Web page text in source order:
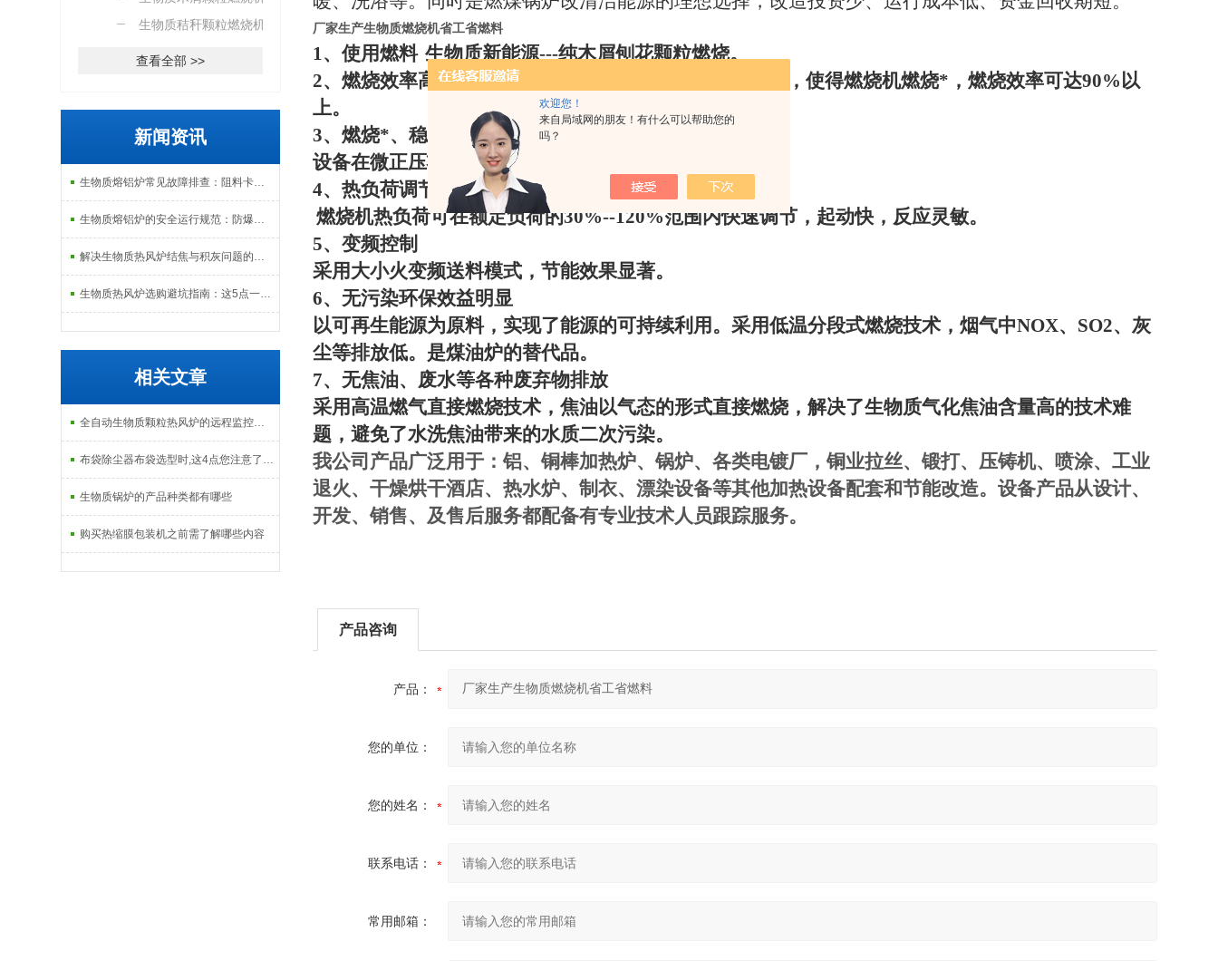
欢迎您！
来自局域网的朋友！有什么可以帮助您的
吗？
生物质秸秆颗粒燃烧机
查看全部 >>
新闻资讯
生物质熔铝炉常见故障排查：阻料卡料、火嘴结焦与烟气排放异常的处理
生物质熔铝炉的安全运行规范：防爆、防泄漏与应急处理机制
解决生物质热风炉结焦与积灰问题的关键技术路径探讨
生物质热风炉选购避坑指南：这5点一定要注意
相关文章
全自动生物质颗粒热风炉的远程监控与故障预警功能
布袋除尘器布袋选型时,这4点您注意了吗?
生物质锅炉的产品种类都有哪些
购买热缩膜包装机之前需了解哪些内容
厂家生产生物质燃烧机省工省燃料
1、使用燃料 生物质新能源---纯木屑刨花颗粒燃烧。
2、燃烧效率高 沸腾式半气化燃烧加切线旋流式配风设计，使得燃烧机燃烧*，燃烧效率可达90%以
上。
3、燃烧*、稳定
设备在微正压状态下运行，不发生回火和脱火现象。
4、热负荷调节范围宽
燃烧机热负荷可在额定负荷的30%--120%范围内快速调节，起动快，反应灵敏。
5、变频控制
采用大小火变频送料模式，节能效果显著。
6、无污染环保效益明显
以可再生能源为原料，实现了能源的可持续利用。采用低温分段式燃烧技术，烟气中NOX、 SO2、灰
尘等排放低。是煤油炉的替代品。
7、无焦油、废水等各种废弃物排放
采用高温燃气直接燃烧技术，焦油以气态的形式直接燃烧，解决了生物质气化焦油含量高的技术难
题，避免了水洗焦油带来的水质二次污染。
我公司产品广泛用于：铝、铜棒加热炉、锅炉、各类电镀厂，铜业拉丝、锻打、压铸机、喷涂、工业
退火、干燥烘干酒店、热水炉、制衣、漂染设备等其他加热设备配套和节能改造。设备产品从设计、
开发、销售、及售后服务都配备有专业技术人员跟踪服务。
产品咨询
产品：
您的单位：
您的姓名：
联系电话：
常用邮箱：